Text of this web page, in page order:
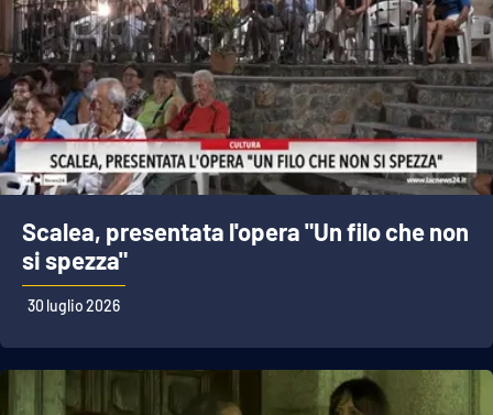
Scalea, presentata l'opera "Un filo che non
si spezza"
30 luglio 2026